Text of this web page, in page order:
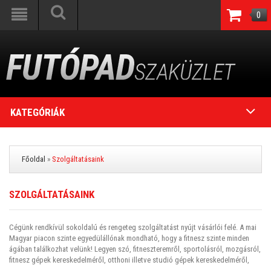
0
KATEGÓRIÁK
Főoldal » Szolgáltatásaink
SZOLGÁLTATÁSAINK
Cégünk rendkívül sokoldalú és rengeteg szolgáltatást nyújt vásárlói felé. A mai
Magyar piacon szinte egyedülállónak mondható, hogy a fitnesz szinte minden
ágában találkozhat velünk! Legyen szó, fitneszteremről, sportolásról, mozgásról,
fitnesz gépek kereskedelméről, otthoni illetve studió gépek kereskedelméről,